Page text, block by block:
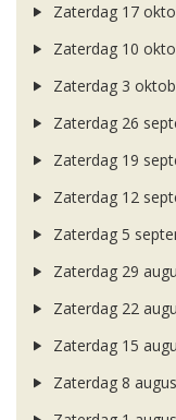
Zaterdag 17
Zaterdag 10
Zaterdag 3
Zaterdag 26
Zaterdag 19
Zaterdag 12
Zaterdag 5
Zaterdag 29
Zaterdag 22
Zaterdag 15
Zaterdag 8